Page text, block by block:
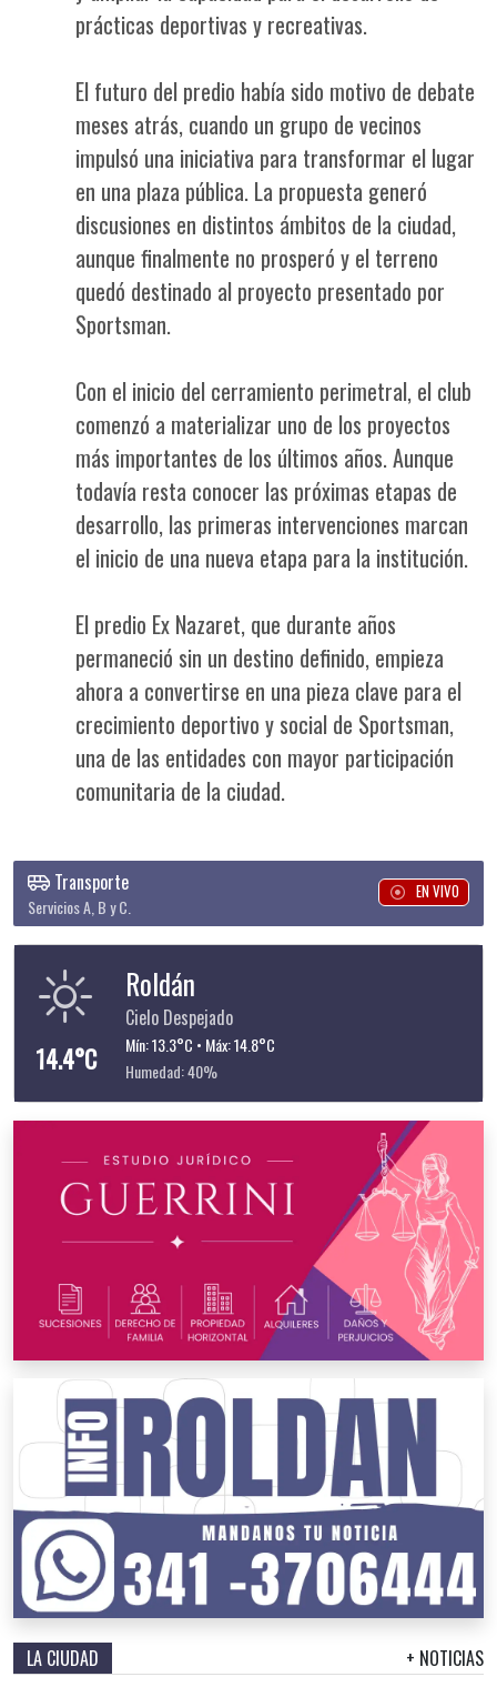
prácticas deportivas y recreativas.
El futuro del predio había sido motivo de debate
meses atrás, cuando un grupo de vecinos
impulsó una iniciativa para transformar el lugar
en una plaza pública. La propuesta generó
discusiones en distintos ámbitos de la ciudad,
aunque finalmente no prosperó y el terreno
quedó destinado al proyecto presentado por
Sportsman.
Con el inicio del cerramiento perimetral, el club
comenzó a materializar uno de los proyectos
más importantes de los últimos años. Aunque
todavía resta conocer las próximas etapas de
desarrollo, las primeras intervenciones marcan
el inicio de una nueva etapa para la institución.
El predio Ex Nazaret, que durante años
permaneció sin un destino definido, empieza
ahora a convertirse en una pieza clave para el
crecimiento deportivo y social de Sportsman,
una de las entidades con mayor participación
comunitaria de la ciudad.
Transporte
Servicios A, B y C.
EN VIVO
14.4°C
Roldán
Cielo Despejado
Mín: 13.3°C • Máx: 14.8°C
Humedad: 40%
LA CIUDAD + NOTICIAS